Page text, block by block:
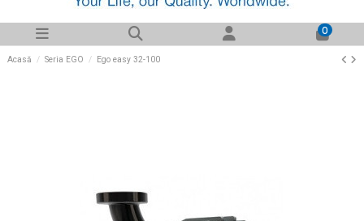
0
Acasă Seria EGO Ego easy 32-100